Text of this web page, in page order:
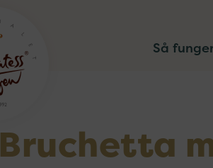
Så
Bruchetta